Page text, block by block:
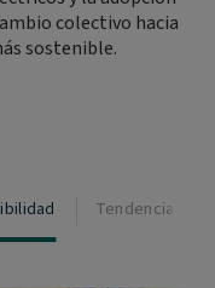
colectivo hacia
sostenible.
Tendencias